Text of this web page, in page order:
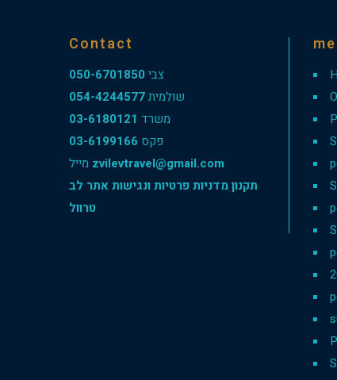
Contact
צבי 050-6701850
שולמית054-4244577
משרד 03-6180121
פקס 03-6199166
zvilevtravel@gmail.com
תקנון מדניות פרטיות ונגישות אתר לב
טרוול